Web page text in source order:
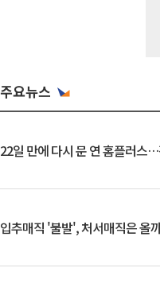
주요뉴스
22일 만에 다시 문 연 홈플러스
입추매직 '불발', 처서매직은 올